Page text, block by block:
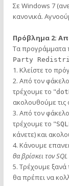
Σε Windows 7
κανονικά.
Πρόβλημα 2:
Τα προγράμματα
Party
1. Κλείστε το
2. Από τον
τρέχουμε το "
ακολουθούμε τις
3. Από τον
τρέχουμε το "
κάνετε) και
4. Κάνουμε
θα βρίσκει τον
5. Τρέχουμε
θα πρέπει να